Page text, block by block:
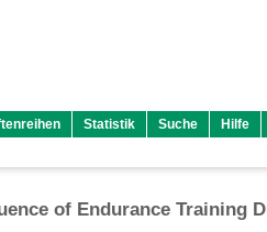
Statistik Suche Hilfe
of Endurance Training